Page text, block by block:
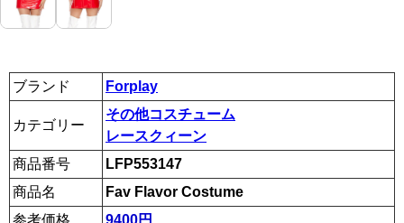
ブランド Forplay
カテゴリー
その他コスチューム
レースクィーン
商品番号
LFP553147
商品名
Fav Flavor Costume
参考価格
9400円